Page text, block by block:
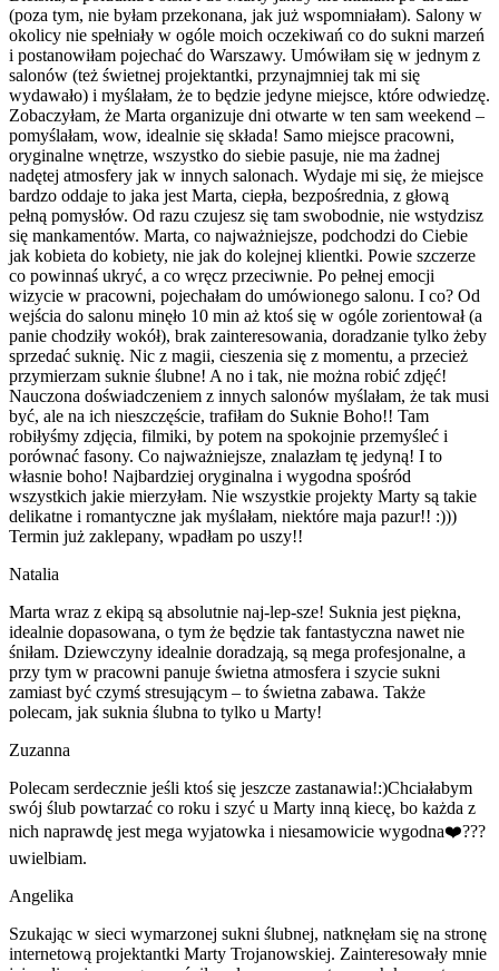
(poza tym, nie byłam przekonana, jak już wspomniałam). Salony w
okolicy nie spełniały w ogóle moich oczekiwań co do sukni marzeń
i postanowiłam pojechać do Warszawy. Umówiłam się w jednym z
salonów (też świetnej projektantki, przynajmniej tak mi się
wydawało) i myślałam, że to będzie jedyne miejsce, które odwiedzę.
Zobaczyłam, że Marta organizuje dni otwarte w ten sam weekend –
pomyślałam, wow, idealnie się składa! Samo miejsce pracowni,
oryginalne wnętrze, wszystko do siebie pasuje, nie ma żadnej
nadętej atmosfery jak w innych salonach. Wydaje mi się, że miejsce
bardzo oddaje to jaka jest Marta, ciepła, bezpośrednia, z głową
pełną pomysłów. Od razu czujesz się tam swobodnie, nie wstydzisz
się mankamentów. Marta, co najważniejsze, podchodzi do Ciebie
jak kobieta do kobiety, nie jak do kolejnej klientki. Powie szczerze
co powinnaś ukryć, a co wręcz przeciwnie. Po pełnej emocji
wizycie w pracowni, pojechałam do umówionego salonu. I co? Od
wejścia do salonu minęło 10 min aż ktoś się w ogóle zorientował (a
panie chodziły wokół), brak zainteresowania, doradzanie tylko żeby
sprzedać suknię. Nic z magii, cieszenia się z momentu, a przecież
przymierzam suknie ślubne! A no i tak, nie można robić zdjęć!
Nauczona doświadczeniem z innych salonów myślałam, że tak musi
być, ale na ich nieszczęście, trafiłam do Suknie Boho!! Tam
robiłyśmy zdjęcia, filmiki, by potem na spokojnie przemyśleć i
porównać fasony. Co najważniejsze, znalazłam tę jedyną! I to
własnie boho! Najbardziej oryginalna i wygodna spośród
wszystkich jakie mierzyłam. Nie wszystkie projekty Marty są takie
delikatne i romantyczne jak myślałam, niektóre maja pazur!! :)))
Termin już zaklepany, wpadłam po uszy!!
Natalia
Marta wraz z ekipą są absolutnie naj-lep-sze! Suknia jest piękna,
idealnie dopasowana, o tym że będzie tak fantastyczna nawet nie
śniłam. Dziewczyny idealnie doradzają, są mega profesjonalne, a
przy tym w pracowni panuje świetna atmosfera i szycie sukni
zamiast być czymś stresującym – to świetna zabawa. Także
polecam, jak suknia ślubna to tylko u Marty!
Zuzanna
Polecam serdecznie jeśli ktoś się jeszcze zastanawia!:)Chciałabym
swój ślub powtarzać co roku i szyć u Marty inną kiecę, bo każda z
nich naprawdę jest mega wyjatowka i niesamowicie wygodna❤️???
uwielbiam.
Angelika
Szukając w sieci wymarzonej sukni ślubnej, natknęłam się na stronę
internetową projektantki Marty Trojanowskiej. Zainteresowały mnie